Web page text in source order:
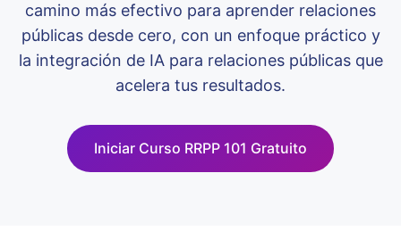
camino más efectivo para aprender relaciones
públicas desde cero, con un enfoque práctico y
la integración de IA para relaciones públicas que
acelera tus resultados.
Iniciar Curso RRPP 101 Gratuito